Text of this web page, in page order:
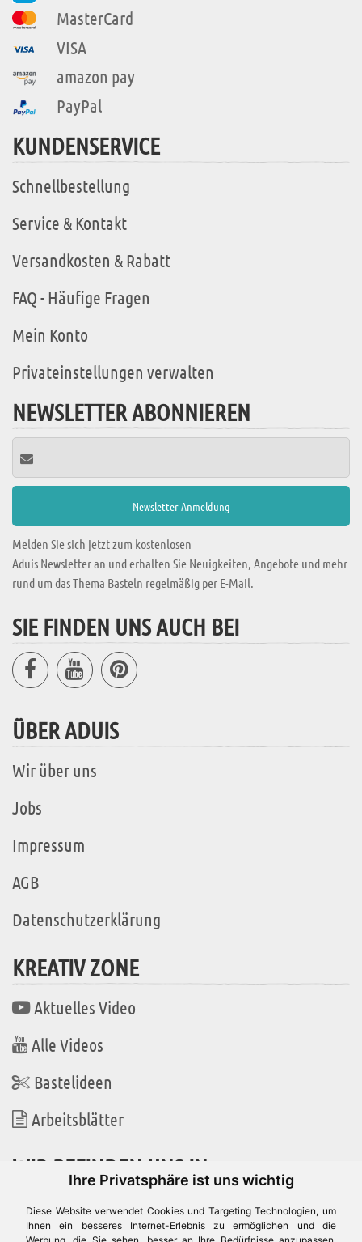
Ihre Privatsphäre ist uns wichtig
Diese Website verwendet Cookies und Targeting Technologien, um
Ihnen ein besseres Internet-Erlebnis zu ermöglichen und die
MasterCard
VISA
amazon pay
PayPal
KUNDENSERVICE
Schnellbestellung
Service & Kontakt
Versandkosten & Rabatt
FAQ - Häufige Fragen
Mein Konto
Privateinstellungen verwalten
NEWSLETTER ABONNIEREN
Melden Sie sich jetzt zum kostenlosen
Aduis Newsletter an und erhalten Sie Neuigkeiten, Angebote und mehr
rund um das Thema Basteln regelmäßig per E-Mail.
SIE FINDEN UNS AUCH BEI
ÜBER ADUIS
Wir über uns
Jobs
Impressum
AGB
Datenschutzerklärung
KREATIV ZONE
Aktuelles Video
Alle Videos
Bastelideen
Arbeitsblätter
WIR BEFINDEN UNS IN